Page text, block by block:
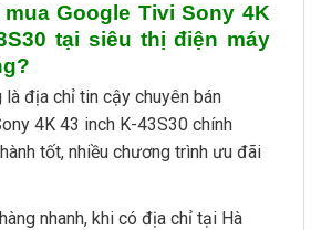
Google Tivi Sony 4K
tại siêu thị điện máy
là địa chỉ tin cậy chuyên bán
4K 43 inch K-43S30 chính
tốt, nhiều chương trình ưu đãi
nhanh, khi có địa chỉ tại Hà